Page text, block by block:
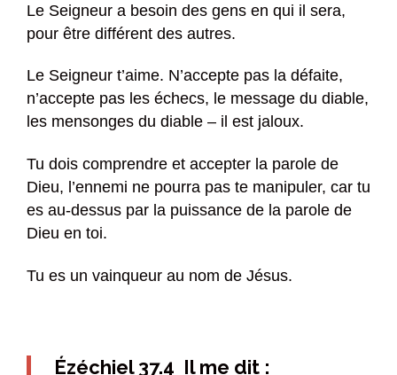
Le Seigneur a besoin des gens en qui il sera,
pour être différent des autres.
Le Seigneur t’aime. N’accepte pas la défaite,
n’accepte pas les échecs, le message du diable,
les mensonges du diable – il est jaloux.
Tu dois comprendre et accepter la parole de
Dieu, l’ennemi ne pourra pas te manipuler, car tu
es au-dessus par la puissance de la parole de
Dieu en toi.
Tu es un vainqueur au nom de Jésus.
Ézéchiel 37.4 Il me dit :